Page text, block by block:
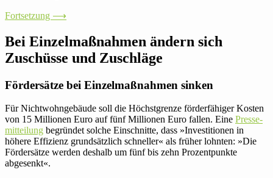
Fort­set­zung ⟶
Bei Ein­zel­maß­nahmen ändern sich
Zuschüsse und Zuschläge
För­der­sätze bei Ein­zel­maß­nahmen sinken
Für Nicht­wohn­ge­bäude soll die Höchst­grenze för­der­fä­higer Kosten
von 15 Mil­lionen Euro auf fünf Mil­lionen Euro fallen. Eine Pres­se­
mit­tei­lung begründet solche Ein­schnitte, dass »Inves­ti­tionen in
höhere Effi­zienz grund­sätz­lich schneller« als früher lohnten: »Die
För­der­sätze werden deshalb um fünf bis zehn Pro­zent­punkte
abgesenkt«.